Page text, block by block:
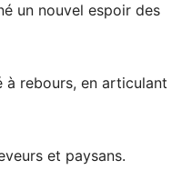
un nouvel espoir des
à rebours, en articulant
et paysans.